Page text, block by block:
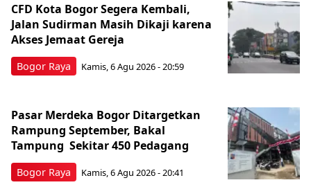
Bogor Raya
CFD Kota Bogor Segera Kembali,
Jalan Sudirman Masih Dikaji karena
Akses Jemaat Gereja
Kamis, 6 Agu 2026 - 20:59
Bogor Raya
Pasar Merdeka Bogor Ditargetkan
Rampung September, Bakal
Tampung Sekitar 450 Pedagang
Kamis, 6 Agu 2026 - 20:41